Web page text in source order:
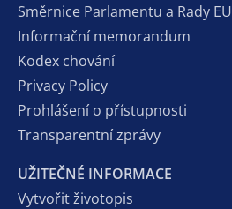
Směrnice Parlamentu a Rady EU
Informační memorandum
Kodex chování
Privacy Policy
Prohlášení o přístupnosti
Transparentní zprávy
UŽITEČNÉ INFORMACE
Vytvořit životopis